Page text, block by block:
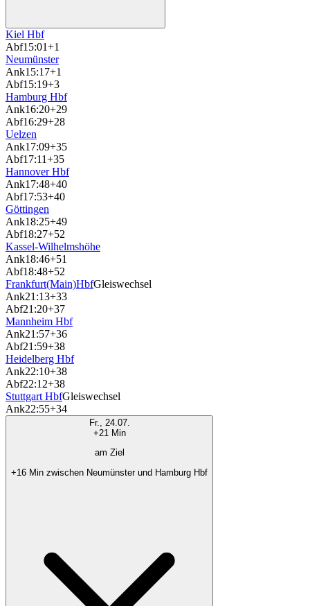
Kiel Hbf
Abf15:01+1
Neumünster
Ank15:17+1
Abf15:19+3
Hamburg Hbf
Ank16:20+29
Abf16:29+28
Uelzen
Ank17:09+35
Abf17:11+35
Hannover Hbf
Ank17:48+40
Abf17:53+40
Göttingen
Ank18:25+49
Abf18:27+52
Kassel-Wilhelmshöhe
Ank18:46+51
Abf18:48+52
Frankfurt(Main)HbfGleiswechsel
Ank21:13+33
Abf21:20+37
Mannheim Hbf
Ank21:57+36
Abf21:59+38
Heidelberg Hbf
Ank22:10+38
Abf22:12+38
Stuttgart HbfGleiswechsel
Ank22:55+34
Fr., 24.07.
+21 Min
am Ziel
+16 Min zwischen Neumünster und Hamburg Hbf